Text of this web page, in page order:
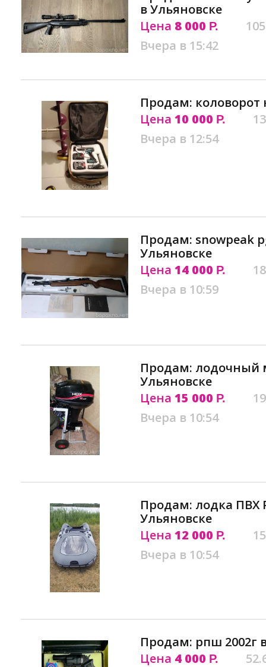
в Ульяновске
Цена 8 000 Р.
Вчера в 15:42
Продам: коловорот
Цена 10 000 Р.
Вчера в 12:54
Продам: snowpeak
Ульяновске
Цена 14 000 Р.
Вчера в 10:59
Продам: лодочный
Ульяновске
Цена 15 000 Р.
Вчера в 10:54
Продам: лодка ПВХ
Ульяновске
Цена 12 000 Р.
Вчера в 10:54
Продам: рпш 2002г
Цена 4 000 Р.